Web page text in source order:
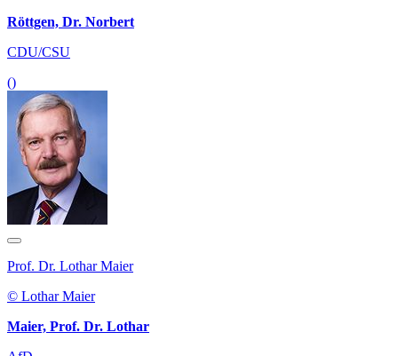
Röttgen, Dr. Norbert
CDU/CSU
()
Prof. Dr. Lothar Maier
© Lothar Maier
Maier, Prof. Dr. Lothar